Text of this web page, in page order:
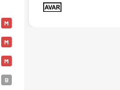
M
M
M
B